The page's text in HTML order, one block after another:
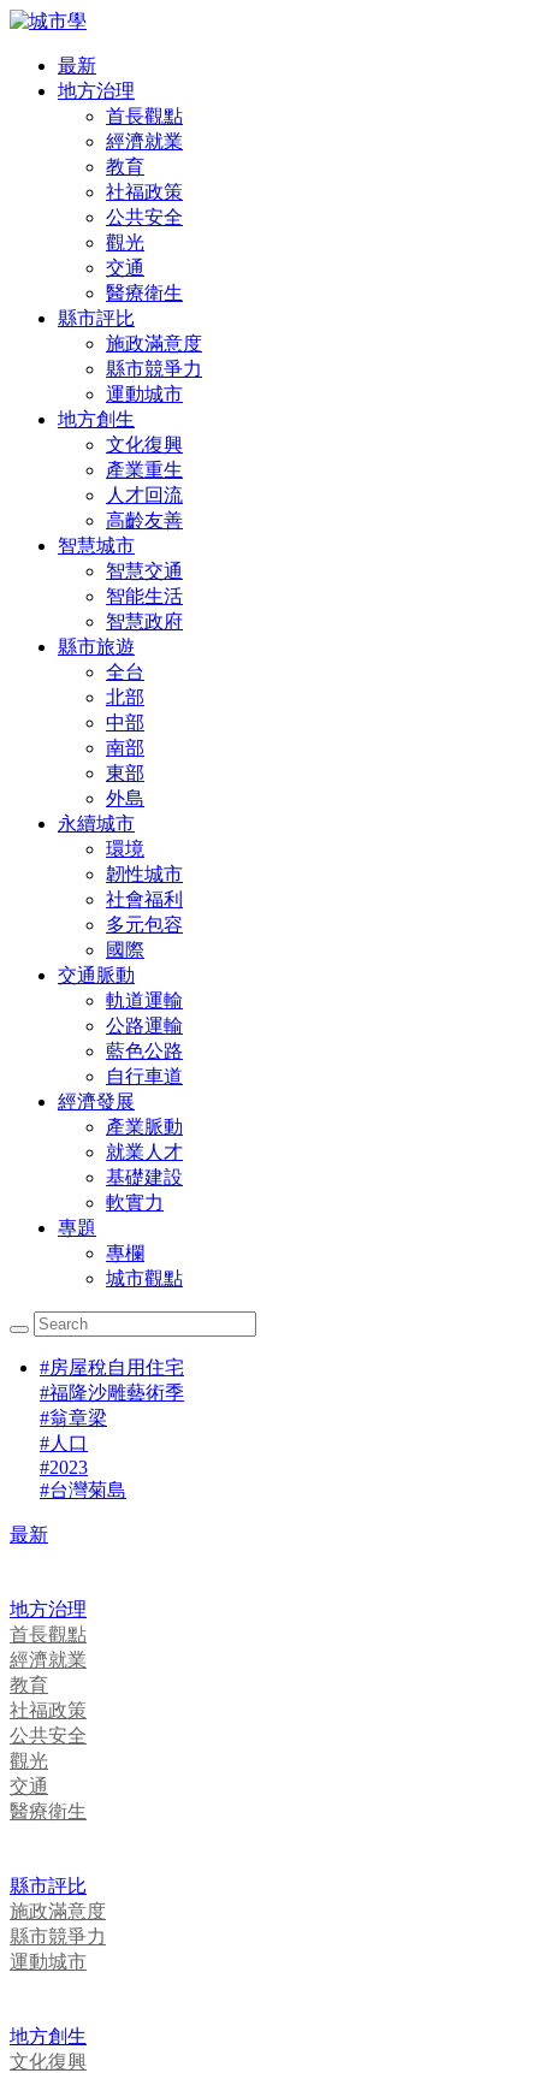
最新
地方治理
首長觀點
經濟就業
教育
社福政策
公共安全
觀光
交通
醫療衛生
縣市評比
施政滿意度
縣市競爭力
運動城市
地方創生
文化復興
產業重生
人才回流
高齡友善
智慧城市
智慧交通
智能生活
智慧政府
縣市旅遊
全台
北部
中部
南部
東部
外島
永續城市
環境
韌性城市
社會福利
多元包容
國際
交通脈動
軌道運輸
公路運輸
藍色公路
自行車道
經濟發展
產業脈動
就業人才
基礎建設
軟實力
專題
專欄
城市觀點
#房屋稅自用住宅
#福隆沙雕藝術季
#翁章梁
#人口
#2023
#台灣菊島
最新
地方治理
首長觀點
經濟就業
教育
社福政策
公共安全
觀光
交通
醫療衛生
縣市評比
施政滿意度
縣市競爭力
運動城市
地方創生
文化復興